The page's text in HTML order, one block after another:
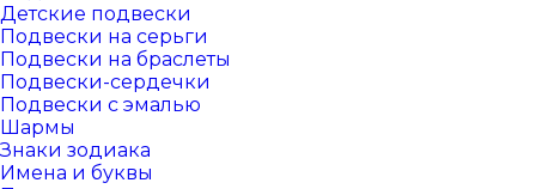
Детские подвески
Подвески на серьги
Подвески на браслеты
Подвески-сердечки
Подвески с эмалью
Шармы
Знаки зодиака
Имена и буквы